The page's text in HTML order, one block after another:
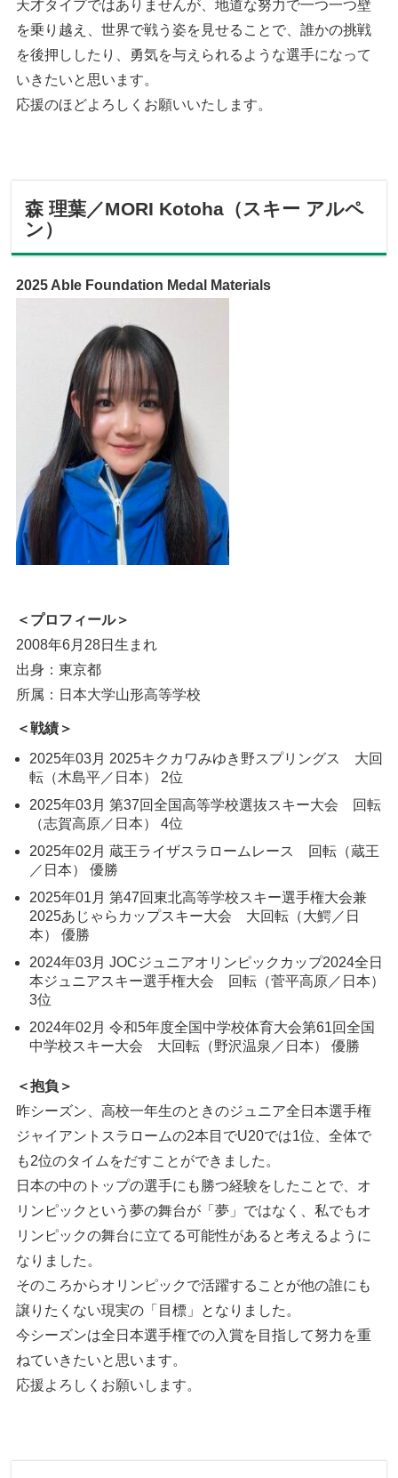
天才タイプではありませんが、地道な努力で一つ一つ壁
を乗り越え、世界で戦う姿を見せることで、誰かの挑戦
を後押ししたり、勇気を与えられるような選手になって
いきたいと思います。
応援のほどよろしくお願いいたします。
森 理葉／MORI Kotoha（スキー アルペ
ン）
2025 Able Foundation Medal Materials
＜プロフィール＞
2008年6月28日生まれ
出身：東京都
所属：日本大学山形高等学校
＜戦績＞
2025年03月 2025キクカワみゆき野スプリングス 大回
転（木島平／日本） 2位
2025年03月 第37回全国高等学校選抜スキー大会 回転
（志賀高原／日本） 4位
2025年02月 蔵王ライザスラロームレース 回転（蔵王
／日本） 優勝
2025年01月 第47回東北高等学校スキー選手権大会兼
2025あじゃらカップスキー大会 大回転（大鰐／日
本） 優勝
2024年03月 JOCジュニアオリンピックカップ2024全日
本ジュニアスキー選手権大会 回転（菅平高原／日本）
3位
2024年02月 令和5年度全国中学校体育⼤会第61回全国
中学校スキー⼤会 大回転（野沢温泉／日本） 優勝
＜抱負＞
昨シーズン、高校一年生のときのジュニア全日本選手権
ジャイアントスラロームの2本目でU20では1位、全体で
も2位のタイムをだすことができました。
日本の中のトップの選手にも勝つ経験をしたことで、オ
リンピックという夢の舞台が「夢」ではなく、私でもオ
リンピックの舞台に立てる可能性があると考えるように
なりました。
そのころからオリンピックで活躍することが他の誰にも
譲りたくない現実の「目標」となりました。
今シーズンは全日本選手権での入賞を目指して努力を重
ねていきたいと思います。
応援よろしくお願いします。